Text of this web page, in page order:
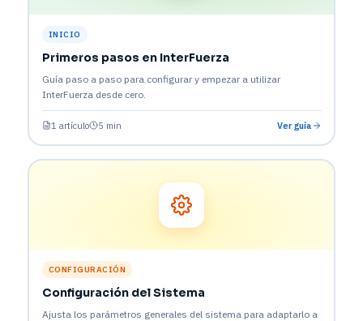
INICIO
Primeros pasos en InterFuerza
Guía paso a paso para configurar y empezar a utilizar
InterFuerza desde cero.
1 artículo 5 min Ver guía
CONFIGURACIÓN
Configuración del Sistema
Ajusta los parámetros generales del sistema para adaptarlo a